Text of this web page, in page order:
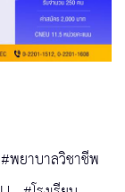
#พยาบาลวิชาชีพ